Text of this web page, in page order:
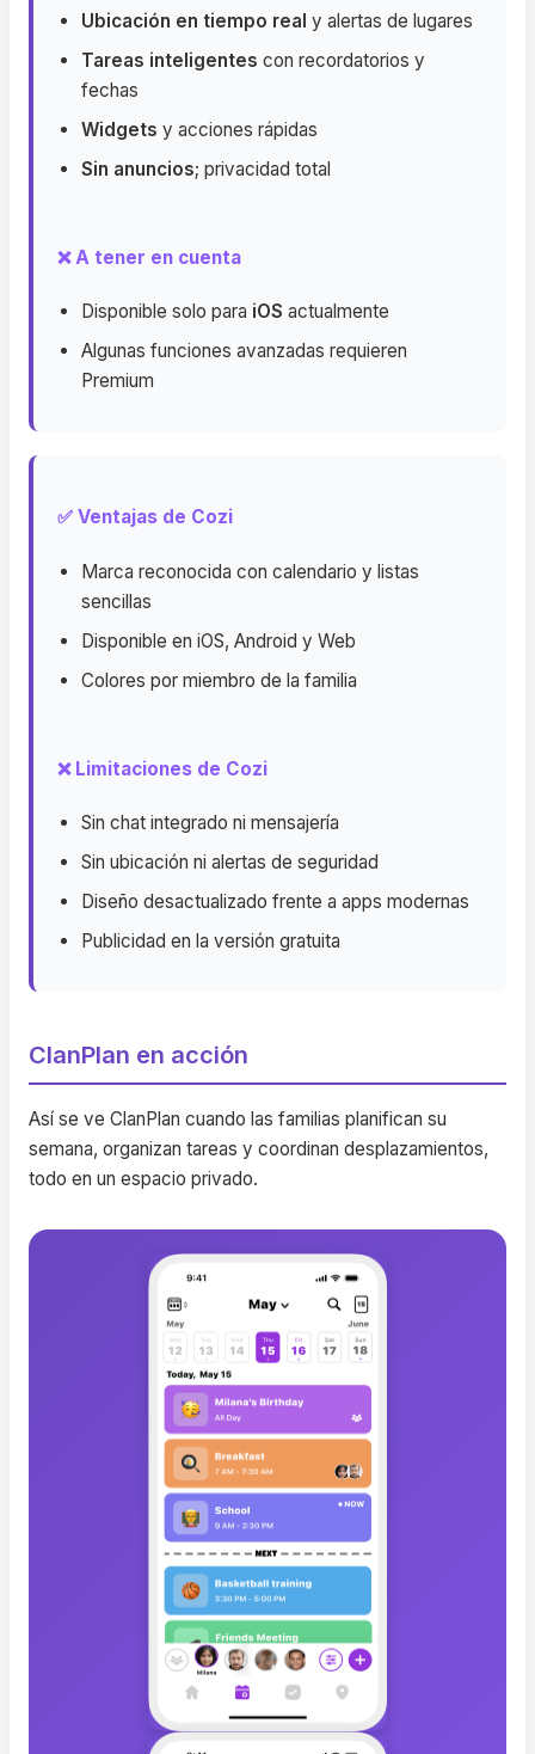
Ubicación en tiempo real y alertas de lugares
Tareas inteligentes con recordatorios y
fechas
Widgets y acciones rápidas
Sin anuncios; privacidad total
❌ A tener en cuenta
Disponible solo para iOS actualmente
Algunas funciones avanzadas requieren
Premium
✅ Ventajas de Cozi
Marca reconocida con calendario y listas
sencillas
Disponible en iOS, Android y Web
Colores por miembro de la familia
❌ Limitaciones de Cozi
Sin chat integrado ni mensajería
Sin ubicación ni alertas de seguridad
Diseño desactualizado frente a apps modernas
Publicidad en la versión gratuita
ClanPlan en acción
Así se ve ClanPlan cuando las familias planifican su
semana, organizan tareas y coordinan desplazamientos,
todo en un espacio privado.